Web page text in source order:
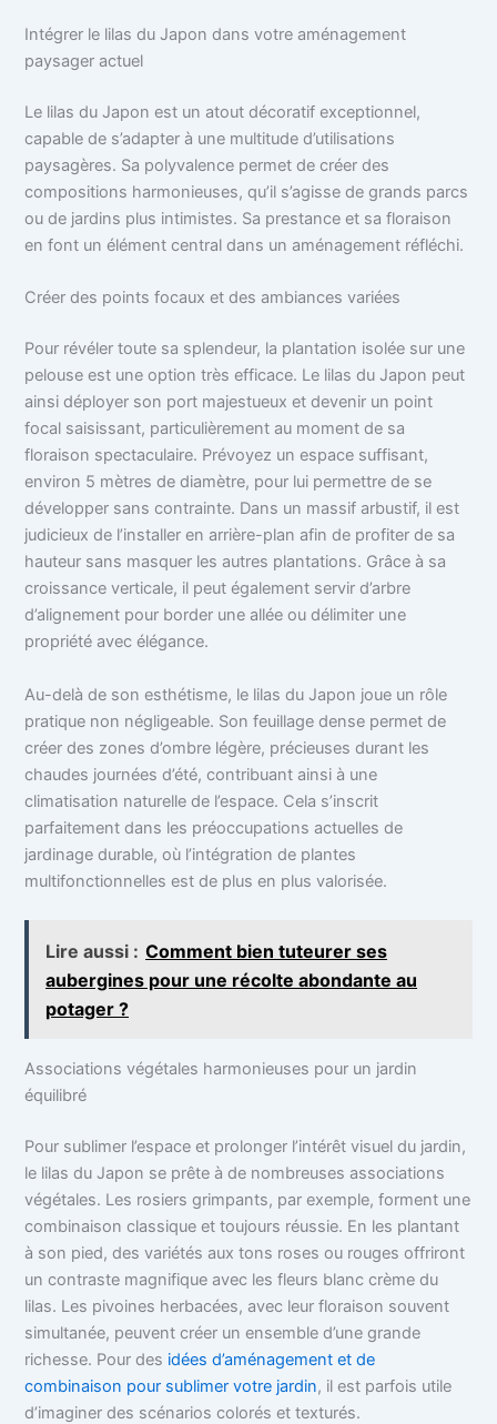
Intégrer le lilas du Japon dans votre aménagement
paysager actuel
Le lilas du Japon est un atout décoratif exceptionnel,
capable de s’adapter à une multitude d’utilisations
paysagères. Sa polyvalence permet de créer des
compositions harmonieuses, qu’il s’agisse de grands parcs
ou de jardins plus intimistes. Sa prestance et sa floraison
en font un élément central dans un aménagement réfléchi.
Créer des points focaux et des ambiances variées
Pour révéler toute sa splendeur, la plantation isolée sur une
pelouse est une option très efficace. Le lilas du Japon peut
ainsi déployer son port majestueux et devenir un point
focal saisissant, particulièrement au moment de sa
floraison spectaculaire. Prévoyez un espace suffisant,
environ 5 mètres de diamètre, pour lui permettre de se
développer sans contrainte. Dans un massif arbustif, il est
judicieux de l’installer en arrière-plan afin de profiter de sa
hauteur sans masquer les autres plantations. Grâce à sa
croissance verticale, il peut également servir d’arbre
d’alignement pour border une allée ou délimiter une
propriété avec élégance.
Au-delà de son esthétisme, le lilas du Japon joue un rôle
pratique non négligeable. Son feuillage dense permet de
créer des zones d’ombre légère, précieuses durant les
chaudes journées d’été, contribuant ainsi à une
climatisation naturelle de l’espace. Cela s’inscrit
parfaitement dans les préoccupations actuelles de
jardinage durable, où l’intégration de plantes
multifonctionnelles est de plus en plus valorisée.
Lire aussi : Comment bien tuteurer ses
aubergines pour une récolte abondante au
potager ?
Associations végétales harmonieuses pour un jardin
équilibré
Pour sublimer l’espace et prolonger l’intérêt visuel du jardin,
le lilas du Japon se prête à de nombreuses associations
végétales. Les rosiers grimpants, par exemple, forment une
combinaison classique et toujours réussie. En les plantant
à son pied, des variétés aux tons roses ou rouges offriront
un contraste magnifique avec les fleurs blanc crème du
lilas. Les pivoines herbacées, avec leur floraison souvent
simultanée, peuvent créer un ensemble d’une grande
richesse. Pour des idées d’aménagement et de
combinaison pour sublimer votre jardin, il est parfois utile
d’imaginer des scénarios colorés et texturés.